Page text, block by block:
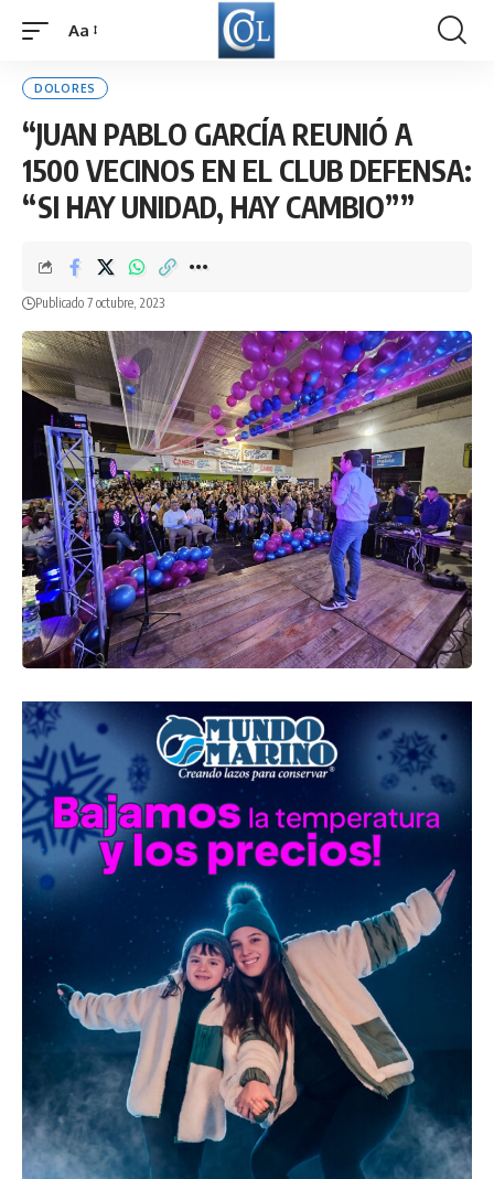
Font
Aa
DOLORES
“JUAN PABLO GARCÍA REUNIÓ A
1500 VECINOS EN EL CLUB DEFENSA:
“SI HAY UNIDAD, HAY CAMBIO””
Publicado 7 octubre, 2023